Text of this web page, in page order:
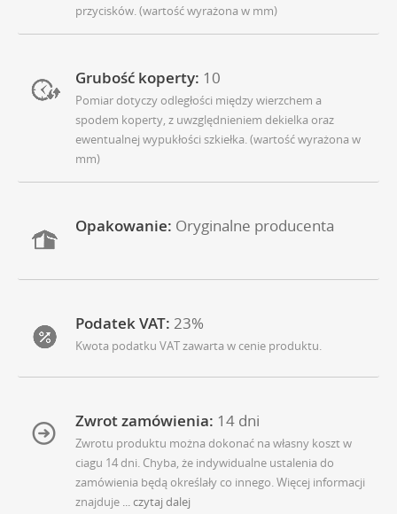
przycisków. (wartość wyrażona w mm)
Grubość koperty: 10
Pomiar dotyczy odległości między wierzchem a
spodem koperty, z uwzględnieniem dekielka oraz
ewentualnej wypukłości szkiełka. (wartość wyrażona w
mm)
Opakowanie: Oryginalne producenta
Podatek VAT: 23%
Kwota podatku VAT zawarta w cenie produktu.
Zwrot zamówienia: 14 dni
Zwrotu produktu można dokonać na własny koszt w
ciagu 14 dni. Chyba, że indywidualne ustalenia do
zamówienia będą określały co innego. Więcej informacji
znajduje ... czytaj dalej